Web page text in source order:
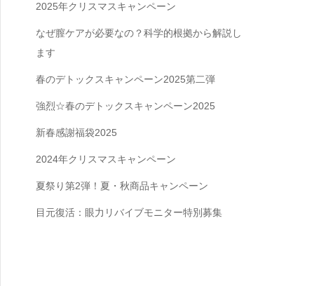
2025年クリスマスキャンペーン
なぜ膣ケアが必要なの？科学的根拠から解説し
ます
春のデトックスキャンペーン2025第二弾
強烈☆春のデトックスキャンペーン2025
新春感謝福袋2025
2024年クリスマスキャンペーン
夏祭り第2弾！夏・秋商品キャンペーン
目元復活：眼力リバイブモニター特別募集